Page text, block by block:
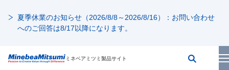
夏季休業のお知らせ（2026/8/8～2026/8/16）：お問い合わせ
へのご回答は8/17以降になります。
ミネベアミツミ製品サイト